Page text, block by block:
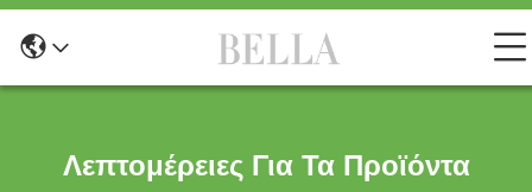
Λεπτομέρειες Για Τα Προϊόντα